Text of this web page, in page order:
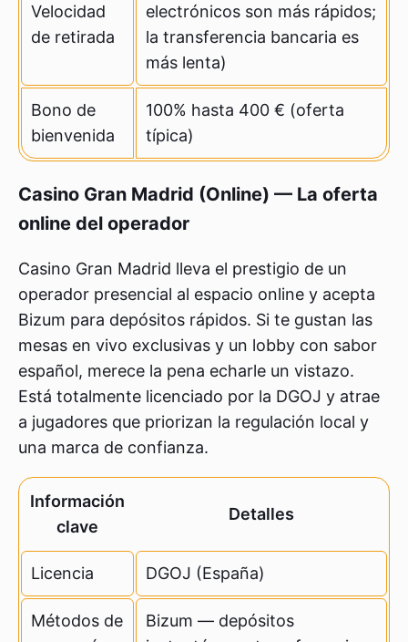
Velocidad
de retirada
electrónicos son más rápidos;
la transferencia bancaria es
más lenta)
Bono de
bienvenida
100% hasta 400 € (oferta
típica)
Casino Gran Madrid (Online) — La oferta
online del operador
Casino Gran Madrid lleva el prestigio de un
operador presencial al espacio online y acepta
Bizum para depósitos rápidos. Si te gustan las
mesas en vivo exclusivas y un lobby con sabor
español, merece la pena echarle un vistazo.
Está totalmente licenciado por la DGOJ y atrae
a jugadores que priorizan la regulación local y
una marca de confianza.
Información
clave
Detalles
Licencia DGOJ (España)
Métodos de
Bizum — depósitos